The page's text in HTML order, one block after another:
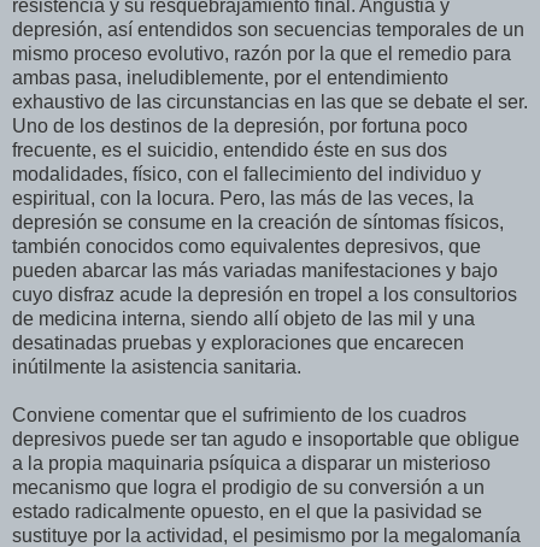
resistencia y su resquebrajamiento final. Angustia y
depresión, así entendidos son secuencias temporales de un
mismo proceso evolutivo, razón por la que el remedio para
ambas pasa, ineludiblemente, por el entendimiento
exhaustivo de las circunstancias en las que se debate el ser.
Uno de los destinos de la depresión, por fortuna poco
frecuente, es el suicidio, entendido éste en sus dos
modalidades, físico, con el fallecimiento del individuo y
espiritual, con la locura. Pero, las más de las veces, la
depresión se consume en la creación de síntomas físicos,
también conocidos como equivalentes depresivos, que
pueden abarcar las más variadas manifestaciones y bajo
cuyo disfraz acude la depresión en tropel a los consultorios
de medicina interna, siendo allí objeto de las mil y una
desatinadas pruebas y exploraciones que encarecen
inútilmente la asistencia sanitaria.
Conviene comentar que el sufrimiento de los cuadros
depresivos puede ser tan agudo e insoportable que obligue
a la propia maquinaria psíquica a disparar un misterioso
mecanismo que logra el prodigio de su conversión a un
estado radicalmente opuesto, en el que la pasividad se
sustituye por la actividad, el pesimismo por la megalomanía